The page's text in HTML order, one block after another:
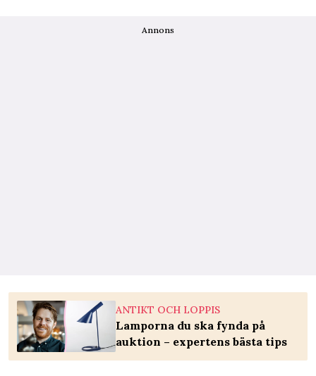
Annons
ANTIKT OCH LOPPIS
Lamporna du ska fynda på
auktion – expertens bästa tips